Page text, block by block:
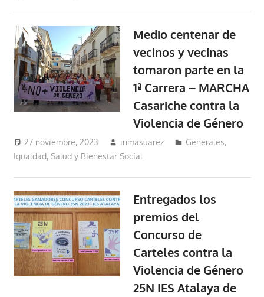
Medio centenar de
vecinos y vecinas
tomaron parte en la
1ª Carrera – MARCHA
Casariche contra la
Violencia de Género
27 noviembre, 2023 inmasuarez Generales,
Igualdad, Salud y Bienestar Social
Entregados los
premios del
Concurso de
Carteles contra la
Violencia de Género
25N IES Atalaya de